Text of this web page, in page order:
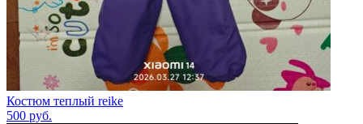
Костюм теплый reike
500 руб.